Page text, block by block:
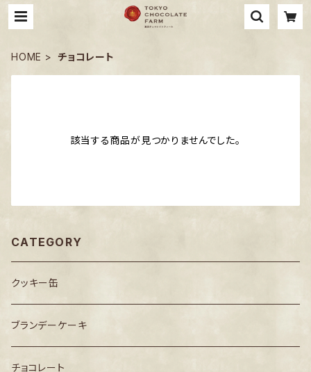
HOME チョコレート
該当する商品が見つかりませんでした。
CATEGORY
クッキー缶
ブランデーケーキ
チョコレート